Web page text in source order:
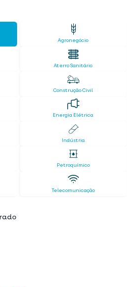
Agronegócio
Aterro Sanitário
Construção Civil
Energia Elétrica
Indústria
Petroquímico
Telecomunicação